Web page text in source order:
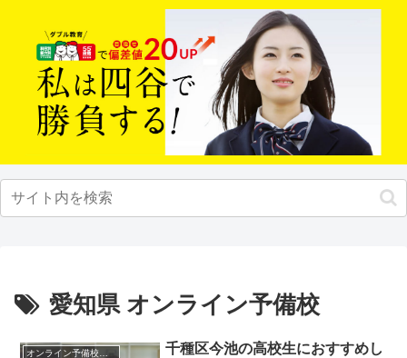
愛知県 オンライン予備校
千種区今池の高校生におすすめし